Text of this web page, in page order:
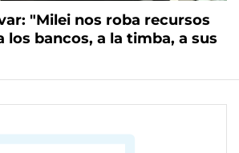
"Milei nos roba recursos
los bancos, a la timba, a sus